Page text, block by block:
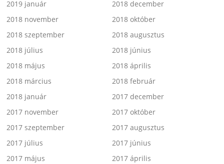
2019 január
2018 december
2018 november
2018 október
2018 szeptember
2018 augusztus
2018 július
2018 június
2018 május
2018 április
2018 március
2018 február
2018 január
2017 december
2017 november
2017 október
2017 szeptember
2017 augusztus
2017 július
2017 június
2017 május
2017 április